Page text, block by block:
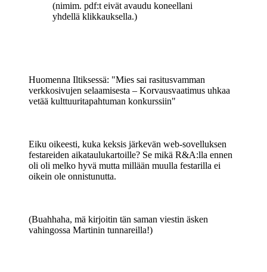
(nimim. pdf:t eivät avaudu koneellani
yhdellä klikkauksella.)
Huomenna Iltiksessä: "Mies sai rasitusvamman
verkkosivujen selaamisesta – Korvausvaatimus uhkaa
vetää kulttuuritapahtuman konkurssiin"
Eiku oikeesti, kuka keksis järkevän web-sovelluksen
festareiden aikataulukartoille? Se mikä R&A:lla ennen
oli oli melko hyvä mutta millään muulla festarilla ei
oikein ole onnistunutta.
(Buahhaha, mä kirjoitin tän saman viestin äsken
vahingossa Martinin tunnareilla!)